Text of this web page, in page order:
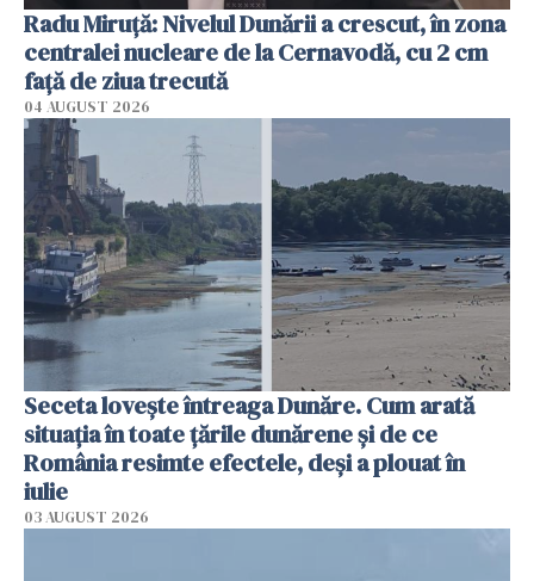
Radu Miruţă: Nivelul Dunării a crescut, în zona
centralei nucleare de la Cernavodă, cu 2 cm
faţă de ziua trecută
04 AUGUST 2026
Seceta lovește întreaga Dunăre. Cum arată
situația în toate țările dunărene și de ce
România resimte efectele, deși a plouat în
iulie
03 AUGUST 2026